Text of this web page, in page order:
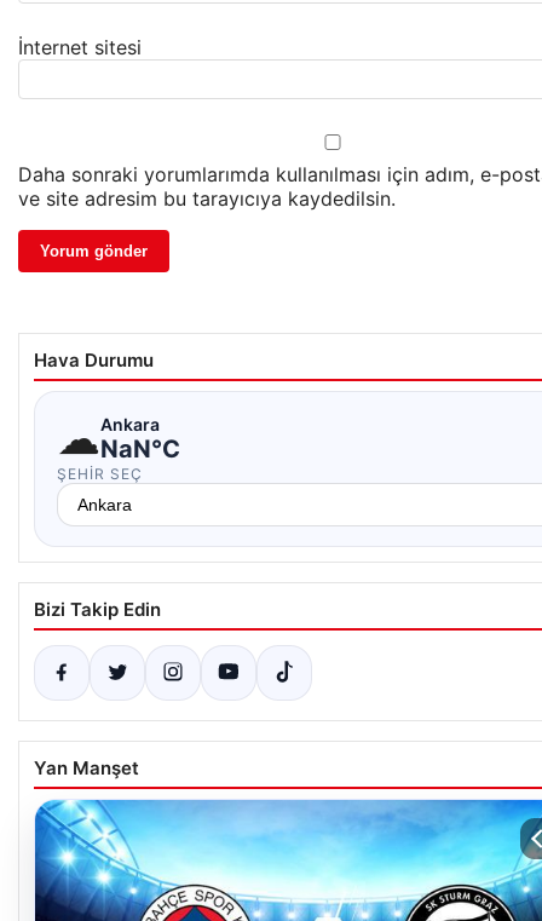
İnternet sitesi
Daha sonraki yorumlarımda kullanılması için adım, e-
ve site adresim bu tarayıcıya kaydedilsin.
Hava Durumu
☁Ankara
NaN°C
ŞEHIR SEÇ
Bizi Takip Edin
Yan Manşet